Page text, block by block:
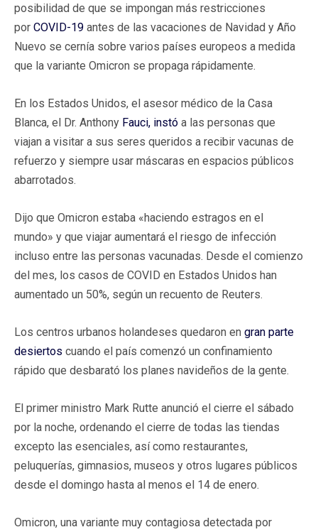
posibilidad de que se impongan más restricciones
por COVID-19 antes de las vacaciones de Navidad y Año
Nuevo se cernía sobre varios países europeos a medida
que la variante Omicron se propaga rápidamente.
En los Estados Unidos, el asesor médico de la Casa
Blanca, el Dr. Anthony Fauci, instó a las personas que
viajan a visitar a sus seres queridos a recibir vacunas de
refuerzo y siempre usar máscaras en espacios públicos
abarrotados.
Dijo que Omicron estaba «haciendo estragos en el
mundo» y que viajar aumentará el riesgo de infección
incluso entre las personas vacunadas. Desde el comienzo
del mes, los casos de COVID en Estados Unidos han
aumentado un 50%, según un recuento de Reuters.
Los centros urbanos holandeses quedaron en gran parte
desiertos cuando el país comenzó un confinamiento
rápido que desbarató los planes navideños de la gente.
El primer ministro Mark Rutte anunció el cierre el sábado
por la noche, ordenando el cierre de todas las tiendas
excepto las esenciales, así como restaurantes,
peluquerías, gimnasios, museos y otros lugares públicos
desde el domingo hasta al menos el 14 de enero.
Omicron, una variante muy contagiosa detectada por